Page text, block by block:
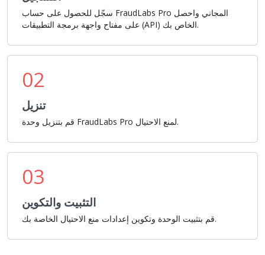
سجّل للحصول على حساب FraudLabs Pro المجاني واحصل
على مفتاح واجهة برمجة التطبيقات (API) الخاص بك.
02
تنزيل
قم بتنزيل وحدة FraudLabs Pro لمنع الاحتيال.
03
التثبيت والتكوين
قم بتثبيت الوحدة وتكوين إعدادات منع الاحتيال الخاصة بك.